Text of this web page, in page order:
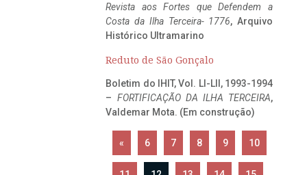
Revista aos Fortes que Defendem a
Costa da Ilha Terceira- 1776, Arquivo
Histórico Ultramarino
Reduto de São Gonçalo
Boletim do IHIT, Vol. LI-LII, 1993-1994
– FORTIFICAÇÃO DA ILHA TERCEIRA,
Valdemar Mota. (Em construção)
« 6 7 8 9 10